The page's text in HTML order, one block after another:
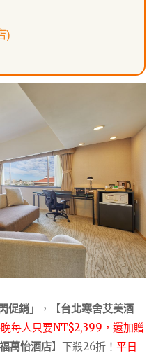
)
促銷 」，【台北寒舍艾美酒
每人只要NT$2,399，還加贈
萬怡酒店】下殺26折！ 平日